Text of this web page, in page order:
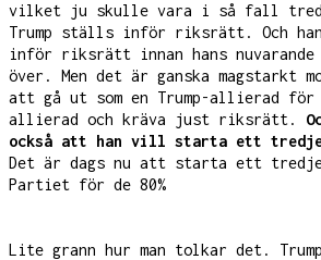
vilket ju skulle vara i så fall tredje
Trump ställs inför riksrätt. Och
inför riksrätt innan hans nuvarande
över. Men det är ganska magstarkt
att gå ut som en Trump-allierad för
allierad och kräva just riksrätt.
också att han vill starta ett
Det är dags nu att starta ett
Partiet för de 80%
Lite grann hur man tolkar det.